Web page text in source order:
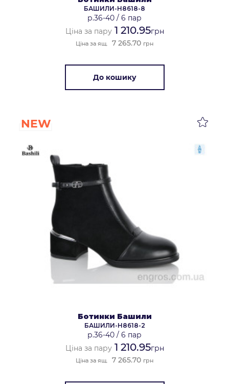
БАШИЛИ-H8618-8
р.36-40 / 6 пар
Ціна за пару1 210.95грн
Ціна за ящ. 7 265.70 грн
До кошику
NEW
Ботинки Башили
БАШИЛИ-H8618-2
р.36-40 / 6 пар
Ціна за пару1 210.95грн
Ціна за ящ. 7 265.70 грн